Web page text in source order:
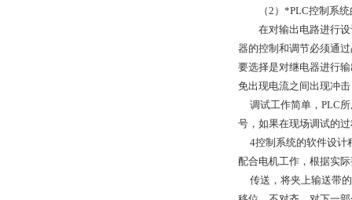
（2）*PLC控制系统
在对输出电路进行设
器的控制和调节必须通
要选择是对继电器进行
免出现电流之间出现冲
调试工作简单，PLC所
号，如果在现场调试的
4控制系统的软件设计
配合电机工作，根据实
传送，将夹上输送带的